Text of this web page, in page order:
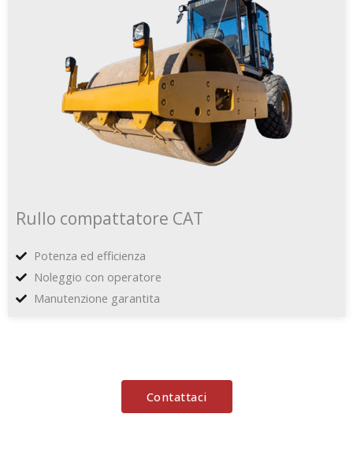
Rullo compattatore CAT
Potenza ed efficienza
Noleggio con operatore
Manutenzione garantita
Contattaci